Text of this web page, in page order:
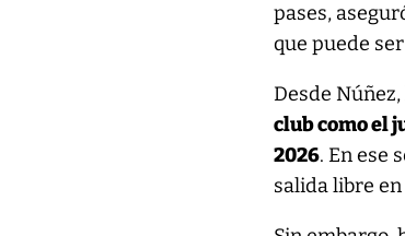
pases,
que puede
Desde
club como el
2026. En ese
salida libre